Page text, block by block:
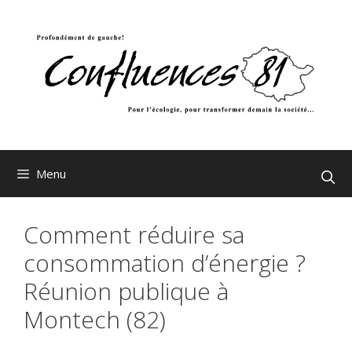
Menu
Comment réduire sa
consommation d’énergie ?
Réunion publique à
Montech (82)